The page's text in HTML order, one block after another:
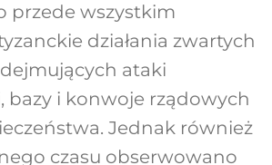
przede wszystkim
działania zwartych
ataki
bazy i konwoje rządowych
Jednak również
czasu obserwowano